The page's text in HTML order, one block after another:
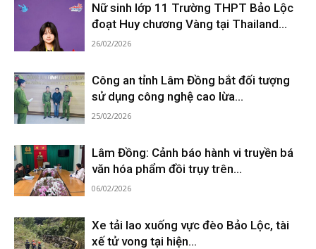
Nữ sinh lớp 11 Trường THPT Bảo Lộc
đoạt Huy chương Vàng tại Thailand...
26/02/2026
Công an tỉnh Lâm Đồng bắt đối tượng
sử dụng công nghệ cao lừa...
25/02/2026
Lâm Đồng: Cảnh báo hành vi truyền bá
văn hóa phẩm đồi trụy trên...
06/02/2026
Xe tải lao xuống vực đèo Bảo Lộc, tài
xế tử vong tại hiện...